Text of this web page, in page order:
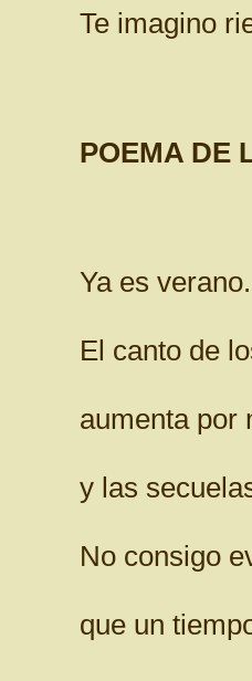
Te imagino
POEMA DE
Ya es verano.
El canto de
aumenta por
y las
No consigo
que un